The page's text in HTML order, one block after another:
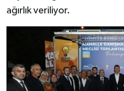
ağırlık veriliyor.